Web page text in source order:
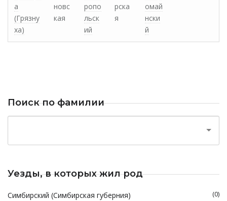
а
(Грязну
ха)
новс
кая
ропо
льск
ий
рска
я
омай
нски
й
Поиск по фамилии
Уезды, в которых жил род
Симбирский (Симбирская губерния) (0)